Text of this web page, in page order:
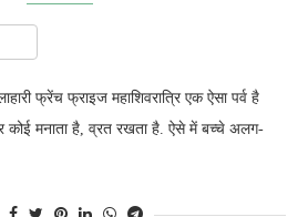
फ्रेंच फ्राइज महाशिवरात्रि एक ऐसा पर्व है
मनाता है, व्रत रखता है. ऐसे में बच्चे अलग-